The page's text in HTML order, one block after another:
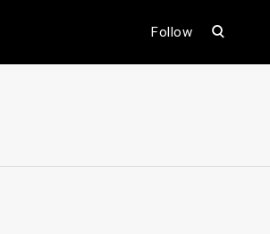
Follow
open
form